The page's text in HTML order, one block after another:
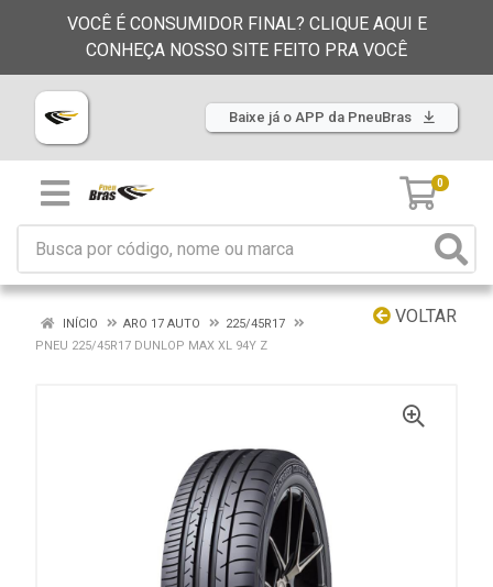
VOCÊ É CONSUMIDOR FINAL? CLIQUE AQUI E
CONHEÇA NOSSO SITE FEITO PRA VOCÊ
Baixe já o APP da PneuBras
0
VOLTAR
INÍCIO ARO 17 AUTO
225/45R17
PNEU 225/45R17 DUNLOP MAX XL 94Y Z